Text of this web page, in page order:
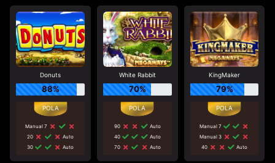
Donuts
88%
Manual 7
20
Auto
30
Auto
White Rabbit
70%
90
Auto
40
Auto
70
Auto
KingMaker
79%
Manual 7
Manual 3
40
Auto